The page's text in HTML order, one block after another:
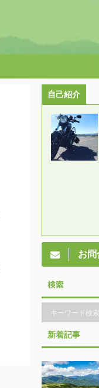
自己紹介
お
検索
新着記事